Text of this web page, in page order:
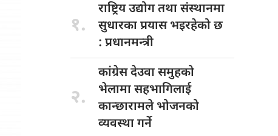
१.
राष्ट्रिय उद्योगतथा संस्थानमा
सुधारका प्रयास भइरहेको छ
: प्रधानमन्त्री
२.
कांग्रेस देउवासमुहको
भेलामा सहभागिलाई
कान्छारामले भोजनको
व्यवस्था गर्ने